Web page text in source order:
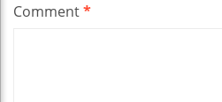
Comment*